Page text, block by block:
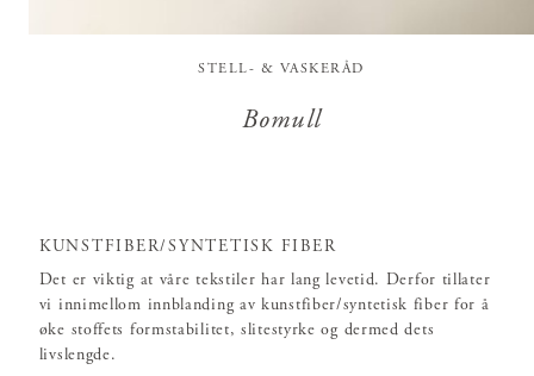
STELL- & VASKERÅD
Bomull
KUNSTFIBER/SYNTETISK FIBER
Det er viktig at våre tekstiler har lang levetid. Derfor tillater
vi innimellom innblanding av kunstfiber/syntetisk fiber for å
øke stoffets formstabilitet, slitestyrke og dermed dets
livslengde.